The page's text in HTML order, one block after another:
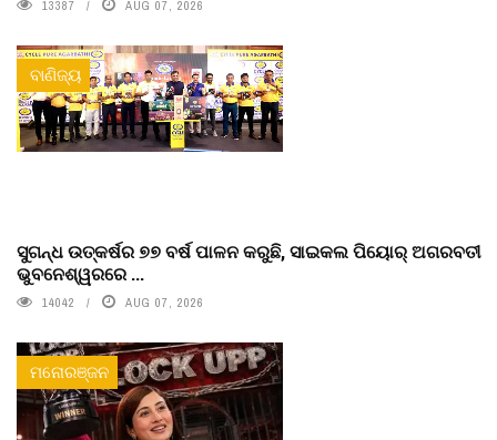
13387 AUG 07, 2026
ବାଣିଜ୍ୟ
ସୁଗନ୍ଧ ଉତ୍କର୍ଷର ୭୭ ବର୍ଷ ପାଳନ କରୁଛି, ସାଇକଲ ପିୟୋର୍‌ ଅଗରବତୀ
ଭୁବନେଶ୍ୱରରେ ...
14042 AUG 07, 2026
ମନୋରଞ୍ଜନ